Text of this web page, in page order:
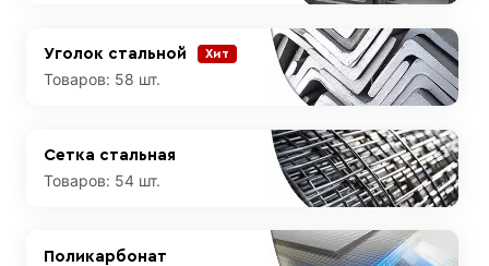
Уголок стальной Хит
Товаров: 58 шт.
Сетка стальная
Товаров: 54 шт.
Поликарбонат